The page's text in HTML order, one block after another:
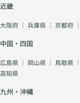
近畿
大阪府 ｜ 兵庫県 ｜ 京都府 ｜
中国・四国
広島県 ｜ 岡山県 ｜ 鳥取県 ｜
高知県
九州・沖縄